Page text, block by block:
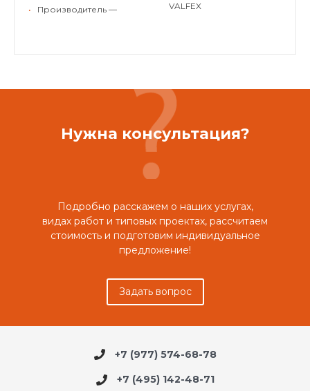
• Производитель — VALFEX
Нужна консультация?
Подробно расскажем о наших услугах,
видах работ и типовых проектах, рассчитаем
стоимость и подготовим индивидуальное
предложение!
Задать вопрос
+7 (977) 574-68-78
+7 (495) 142-48-71